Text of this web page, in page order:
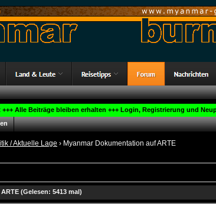
Alle Beiträge bleiben erhalten +++ Login, Registrierung und
/ Aktuelle Lage › Myanmar Dokumentation auf ARTE
(Gelesen: 5413 mal)